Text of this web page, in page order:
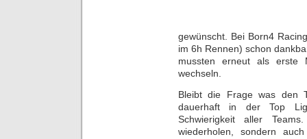
gewünscht. Bei Born4
im 6h Rennen) schon
mussten erneut als erste
wechseln.
Bleibt die Frage was den
dauerhaft in der Top
Schwierigkeit aller
wiederholen, sondern